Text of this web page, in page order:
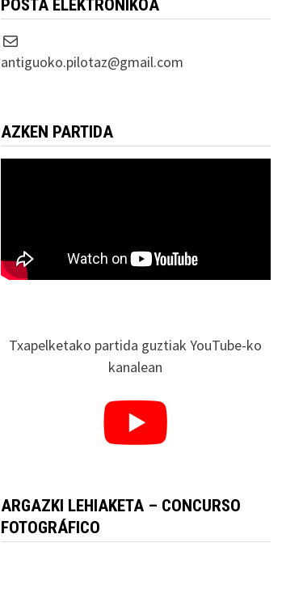
POSTA ELEKTRONIKOA
Correo electrónico
antiguoko.pilotaz@gmail.com
AZKEN PARTIDA
Txapelketako partida guztiak YouTube-ko
kanalean
ARGAZKI LEHIAKETA – CONCURSO
FOTOGRÁFICO